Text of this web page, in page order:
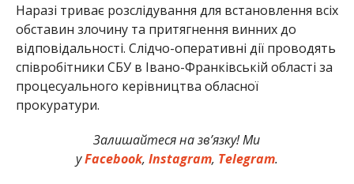
Наразі триває розслідування для встановлення всіх
обставин злочину та притягнення винних до
відповідальності. Слідчо-оперативні дії проводять
співробітники СБУ в Івано-Франківській області за
процесуального керівництва обласної
прокуратури.
Залишайтеся на зв’язку! Ми
уFacebook, Instagram, Telegram.